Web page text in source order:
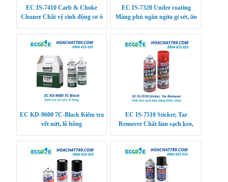
EC IS-7410 Carb & Choke
Cleaner Chất vệ sinh động cơ ô
EC IS-7320 Under coating
Màng phủ ngăn ngừa gỉ sét, ăn
EC KD-9600 7C-Black Kiểm tra
vết nứt, lỗ hổng
EC IS-7510 Sticker, Tar
Remover Chất làm sạch keo,
su, sơn, vết vân t